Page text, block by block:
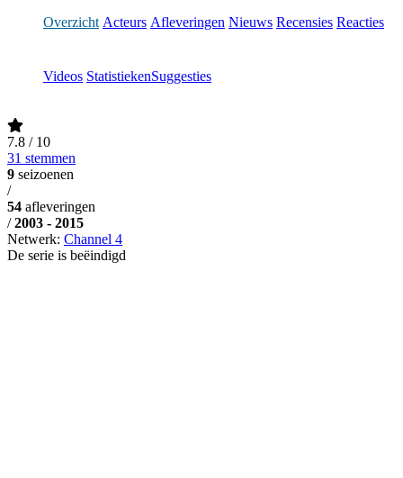
Overzicht Acteurs Afleveringen Nieuws Recensies Reacties
Videos StatistiekenSuggesties
7.8 / 10
31 stemmen
9 seizoenen
/
54 afleveringen
/ 2003 - 2015
Netwerk: Channel 4
De serie is beëindigd